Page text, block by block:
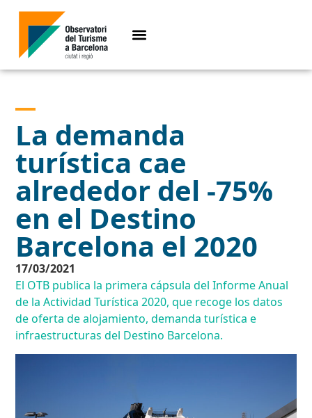
La demanda
turística cae
alrededor del -75%
en el Destino
Barcelona el 2020
17/03/2021
El OTB publica la primera cápsula del Informe Anual
de la Actividad Turística 2020, que recoge los datos
de oferta de alojamiento, demanda turística e
infraestructuras del Destino Barcelona.